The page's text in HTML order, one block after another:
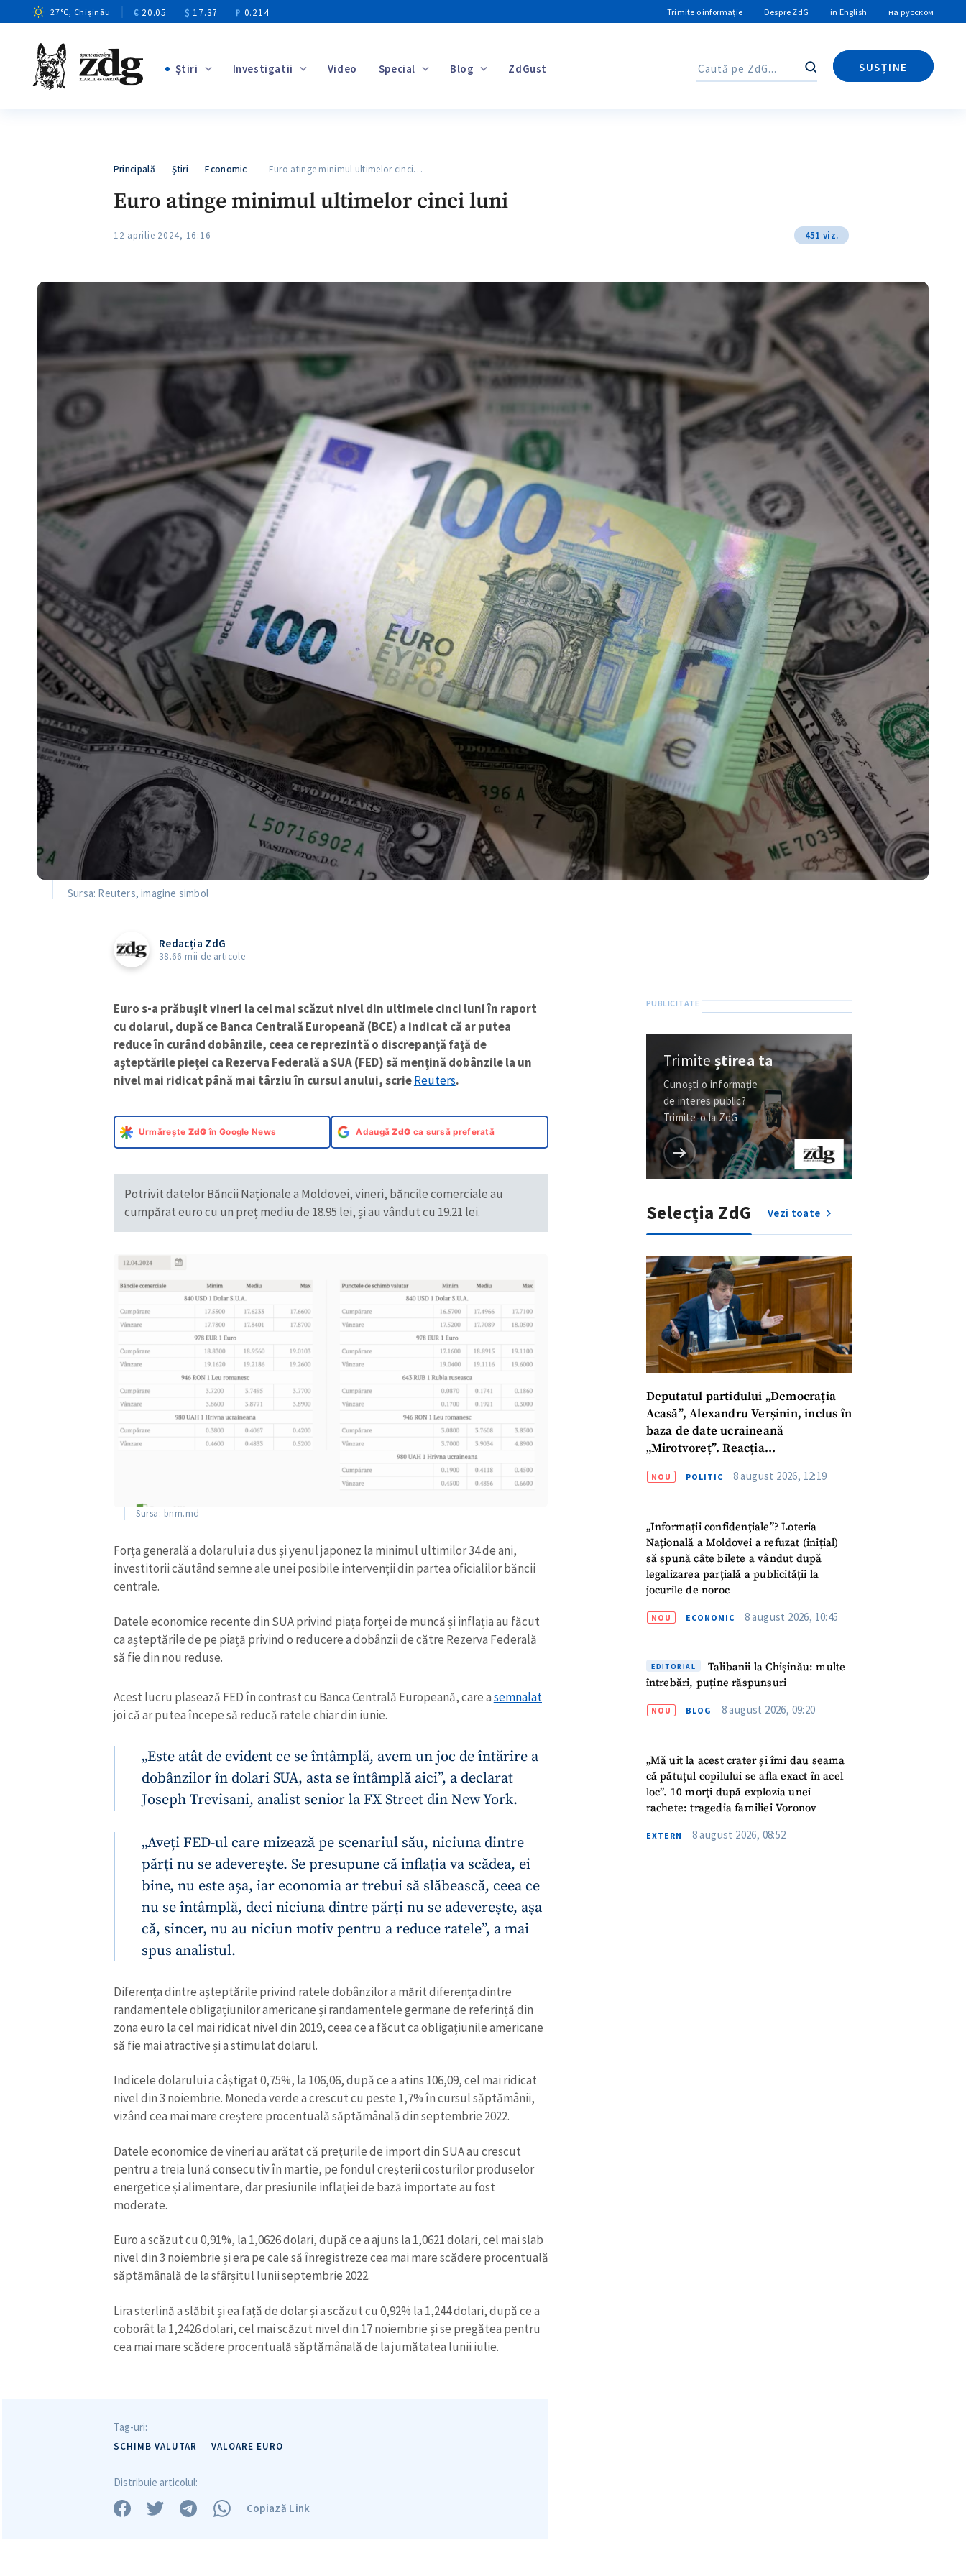
27°C, Chișinău € 20.05 $ 17.37 ₽ 0.214 Trimite o informație Despre ZdG in English на русском
Ştiri Investigatii Video Special Blog ZdGust Caută
SUSȚINE
Caută
Principală —Ştiri —Economic — Euro atinge minimul ultimelor cinci…
Euro atinge minimul ultimelor cinci luni
12 aprilie 2024, 16:16 451 viz.
Sursa: Reuters, imagine simbol
Redacția ZdG
38.66 mii de articole
Euro s-a prăbușit vineri la cel mai scăzut nivel din ultimele cinci luni în raport
cu dolarul, după ce Banca Centrală Europeană (BCE) a indicat că ar putea
reduce în curând dobânzile, ceea ce reprezintă o discrepanță față de
așteptările pieței ca Rezerva Federală a SUA (FED) să mențină dobânzile la un
nivel mai ridicat până mai târziu în cursul anului, scrieReuters.
Urmărește ZdG în Google News AdaugăZdG ca sursă preferată
Potrivit datelor Băncii Naționale a Moldovei, vineri, băncile comerciale au
cumpărat euro cu un preț mediu de 18.95 lei, și au vândut cu 19.21 lei.
Sursa: bnm.md
Forța generală a dolarului a dus și yenul japonez la minimul ultimilor 34 de ani,
investitorii căutând semne ale unei posibile intervenții din partea oficialilor băncii
centrale.
Datele economice recente din SUA privind piața forței de muncă și inflația au făcut
ca așteptările de pe piață privind o reducere a dobânzii de către Rezerva Federală
să fie din nou reduse.
Acest lucru plasează FED în contrast cu Banca Centrală Europeană, care asemnalat
joi că ar putea începe să reducă ratele chiar din iunie.
„Este atât de evident ce se întâmplă, avem un joc de întărire a
dobânzilor în dolari SUA, asta se întâmplă aici”, a declarat
Joseph Trevisani, analist senior la FX Street din New York.
„Aveți FED-ul care mizează pe scenariul său, niciuna dintre
părți nu se adeverește. Se presupune că inflația va scădea, ei
bine, nu este așa, iar economia ar trebui să slăbească, ceea ce
nu se întâmplă, deci niciuna dintre părți nu se adeverește, așa
că, sincer, nu au niciun motiv pentru a reduce ratele”, a mai
spus analistul.
Diferența dintre așteptările privind ratele dobânzilor a mărit diferența dintre
randamentele obligațiunilor americane și randamentele germane de referință din
zona euro la cel mai ridicat nivel din 2019, ceea ce a făcut ca obligațiunile americane
să fie mai atractive și a stimulat dolarul.
Indicele dolarului a câștigat 0,75%, la 106,06, după ce a atins 106,09, cel mai ridicat
nivel din 3 noiembrie. Moneda verde a crescut cu peste 1,7% în cursul săptămânii,
vizând cea mai mare creștere procentuală săptămânală din septembrie 2022.
Datele economice de vineri au arătat că prețurile de import din SUA au crescut
pentru a treia lună consecutiv în martie, pe fondul creșterii costurilor produselor
energetice și alimentare, dar presiunile inflației de bază importate au fost
moderate.
Euro a scăzut cu 0,91%, la 1,0626 dolari, după ce a ajuns la 1,0621 dolari, cel mai slab
nivel din 3 noiembrie și era pe cale să înregistreze cea mai mare scădere procentuală
săptămânală de la sfârșitul lunii septembrie 2022.
Lira sterlină a slăbit și ea față de dolar și a scăzut cu 0,92% la 1,244 dolari, după ce a
coborât la 1,2426 dolari, cel mai scăzut nivel din 17 noiembrie și se pregătea pentru
cea mai mare scădere procentuală săptămânală de la jumătatea lunii iulie.
Tag-uri:
SCHIMB VALUTAR VALOARE EURO
Distribuie articolul:
Copiază Link
Trimiteștirea ta
Cunoști o informație
de interes public?
Trimite-o la ZdG
Selecția ZdG Vezi toate
Deputatul partidului „Democrația
Acasă”, Alexandru Verșinin, inclus în
baza de date ucraineană
„Mirotvoreț”. Reacția
NOU POLITIC 8 august 2026, 12:19
„Informații confidențiale”? Loteria
Națională a Moldovei a refuzat (inițial)
să spună câte bilete a vândut după
legalizarea parțială a publicității la
jocurile de noroc
NOU ECONOMIC 8 august 2026, 10:45
EDITORIAL
Talibanii la Chișinău: multe
întrebări, puține răspunsuri
NOU BLOG 8 august 2026, 09:20
„Mă uit la acest crater și îmi dau seama
că pătuțul copilului se afla exact în acel
loc”. 10 morți după explozia unei
rachete: tragedia familiei Voronov
EXTERN 8 august 2026, 08:52
Titlu știre + Adaugă titlu
Link media + Link media
Mesajul știrei + Mesajul știrei
+ Numele meu
+ Emailul meu
Am citit și sunt de acord cupolitica de